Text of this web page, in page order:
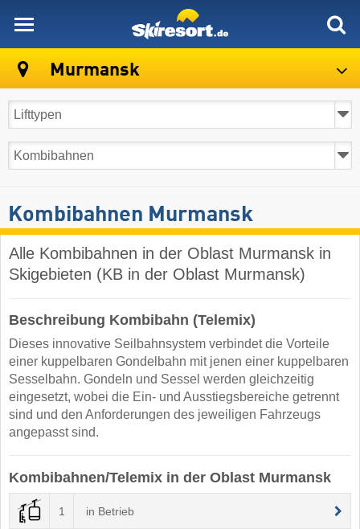
Murmansk
Kombibahnen Murmansk
Alle Kombibahnen in der Oblast Murmansk in
Skigebieten (KB in der Oblast Murmansk)
Beschreibung Kombibahn (Telemix)
Dieses innovative Seilbahnsystem verbindet die Vorteile
einer kuppelbaren Gondelbahn mit jenen einer kuppelbaren
Sesselbahn. Gondeln und Sessel werden gleichzeitig
eingesetzt, wobei die Ein- und Ausstiegsbereiche getrennt
sind und den Anforderungen des jeweiligen Fahrzeugs
angepasst sind.
Kombibahnen/Telemix in der Oblast Murmansk
1 in Betrieb